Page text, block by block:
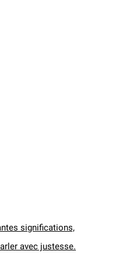
significations,
avec justesse.